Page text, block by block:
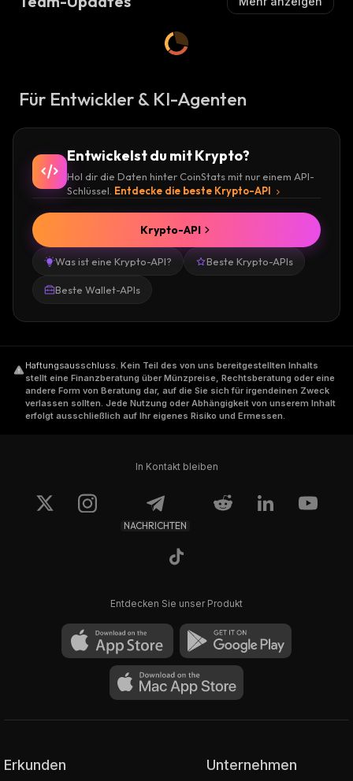
Für Entwickler & KI-Agenten
Entwickelst du mit Krypto?
Hol dir die Daten hinter CoinStats mit nur einem API-
Schlüssel. Entdecke die beste Krypto-API
Was ist eine Krypto-API? Beste Krypto-APIs
Beste Wallet-APIs
Krypto-API
Haftungsausschluss. Kein Teil des von uns bereitgestellten Inhalts
stellt eine Finanzberatung über Münzpreise, Rechtsberatung oder eine
andere Form von Beratung dar, auf die Sie sich für irgendeinen Zweck
verlassen sollten. Jede Nutzung oder Abhängigkeit von unserem Inhalt
erfolgt ausschließlich auf Ihr eigenes Risiko und Ermessen.
In Kontakt bleiben
NACHRICHTEN
Entdecken Sie unser Produkt
Erkunden Unternehmen